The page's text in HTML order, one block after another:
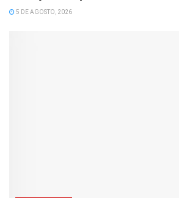
5 DE AGOSTO, 2026